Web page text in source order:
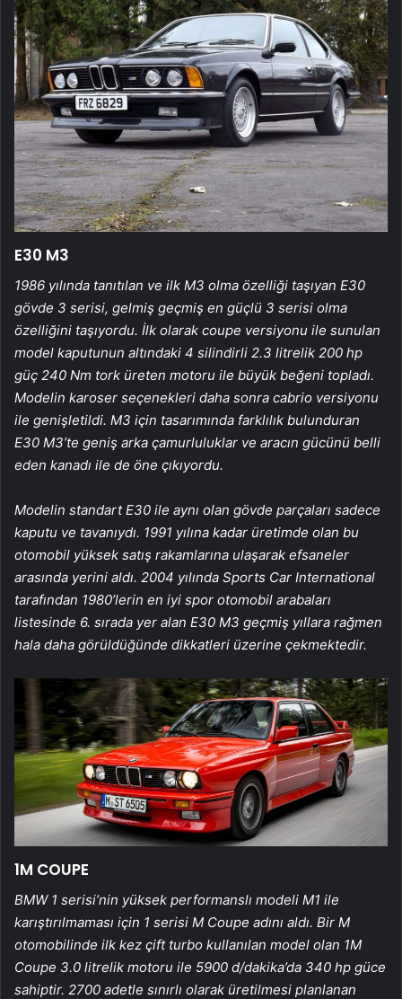
E30 M3
1986 yılında tanıtılan ve ilk M3 olma özelliği taşıyan E30
gövde 3 serisi, gelmiş geçmiş en güçlü 3 serisi olma
özelliğini taşıyordu. İlk olarak coupe versiyonu ile sunulan
model kaputunun altındaki 4 silindirli 2.3 litrelik 200 hp
güç 240 Nm tork üreten motoru ile büyük beğeni topladı.
Modelin karoser seçenekleri daha sonra cabrio versiyonu
ile genişletildi. M3 için tasarımında farklılık bulunduran
E30 M3’te geniş arka çamurluluklar ve aracın gücünü belli
eden kanadı ile de öne çıkıyordu.
Modelin standart E30 ile aynı olan gövde parçaları sadece
kaputu ve tavanıydı. 1991 yılına kadar üretimde olan bu
otomobil yüksek satış rakamlarına ulaşarak efsaneler
arasında yerini aldı. 2004 yılında Sports Car International
tarafından 1980’lerin en iyi spor otomobil arabaları
listesinde 6. sırada yer alan E30 M3 geçmiş yıllara rağmen
hala daha görüldüğünde dikkatleri üzerine çekmektedir.
1M COUPE
BMW 1 serisi’nin yüksek performanslı modeli M1 ile
karıştırılmaması için 1 serisi M Coupe adını aldı. Bir M
otomobilinde ilk kez çift turbo kullanılan model olan 1M
Coupe 3.0 litrelik motoru ile 5900 d/dakika’da 340 hp güce
sahiptir. 2700 adetle sınırlı olarak üretilmesi planlanan